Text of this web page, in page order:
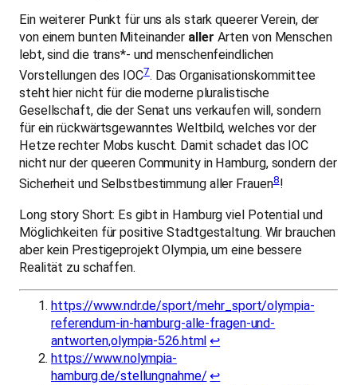
Ein weiterer Punkt für uns als stark queerer Verein, der
von einem bunten Miteinander aller Arten von Menschen
lebt, sind die trans*- und menschenfeindlichen
Vorstellungen des IOC7. Das Organisationskommittee
steht hier nicht für die moderne pluralistische
Gesellschaft, die der Senat uns verkaufen will, sondern
für ein rückwärtsgewanntes Weltbild, welches vor der
Hetze rechter Mobs kuscht. Damit schadet das IOC
nicht nur der queeren Community in Hamburg, sondern der
Sicherheit und Selbstbestimmung aller Frauen8!
Long story Short: Es gibt in Hamburg viel Potential und
Möglichkeiten für positive Stadtgestaltung. Wir brauchen
aber kein Prestigeprojekt Olympia, um eine bessere
Realität zu schaffen.
https://www.ndr.de/sport/mehr_sport/olympia-
referendum-in-hamburg-alle-fragen-und-
antworten,olympia-526.html ↩︎
https://www.nolympia-
hamburg.de/stellungnahme/ ↩︎